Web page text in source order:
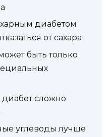
диабетом
от сахара
быть только
сложно
углеводы лучше